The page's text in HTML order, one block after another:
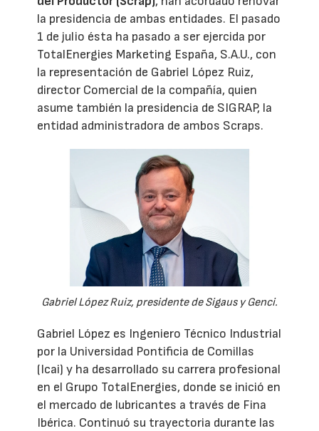
la presidencia de ambas entidades. El pasado
1 de julio ésta ha pasado a ser ejercida por
TotalEnergies Marketing España, S.A.U., con
la representación de Gabriel López Ruiz,
director Comercial de la compañía, quien
asume también la presidencia de SIGRAP, la
entidad administradora de ambos Scraps.
Gabriel López Ruiz, presidente de Sigaus y Genci.
Gabriel López es Ingeniero Técnico Industrial
por la Universidad Pontificia de Comillas
(Icai) y ha desarrollado su carrera profesional
en el Grupo TotalEnergies, donde se inició en
el mercado de lubricantes a través de Fina
Ibérica. Continuó su trayectoria durante las